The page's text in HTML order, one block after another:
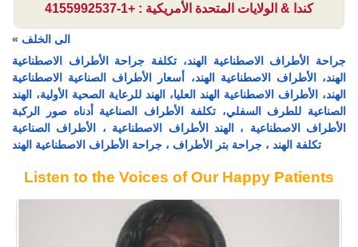
كندا & الولايات المتحدة الأمريكية : +1-4155992537
« الى الخلف
جراحة الأطراف الاصطناعية الهند، تكلفة جراحة الأطراف الاصطناعية
الهند، الأطراف الاصطناعية الهند، أسعار الأطراف الصناعية الاصطناعية
الهند، الأطراف الاصطناعية الهند العليا، الهند للرعاية الصحية الأولية، الهند
الصناعية للطرف السفلي، تكلفة الأطراف الصناعية أدناه صور الركبة
الأطراف الاصطناعية ، الهند الأطراف الاصطناعية ، الأطراف الصناعية
تكلفة الهند ، جراحة بتر الأطراف ، جراحة الأطراف الاصطناعية الهند
Listen to the Voices of Our Happy Patients